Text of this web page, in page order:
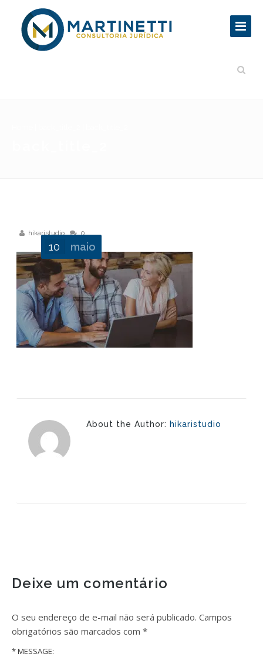
hikaristudio 0
10 maio
About the Author: hikaristudio
Deixe um comentário
O seu endereço de e-mail não será publicado. Campos
obrigatórios são marcados com *
* MESSAGE: